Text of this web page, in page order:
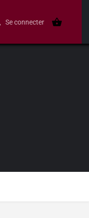
Se connecter